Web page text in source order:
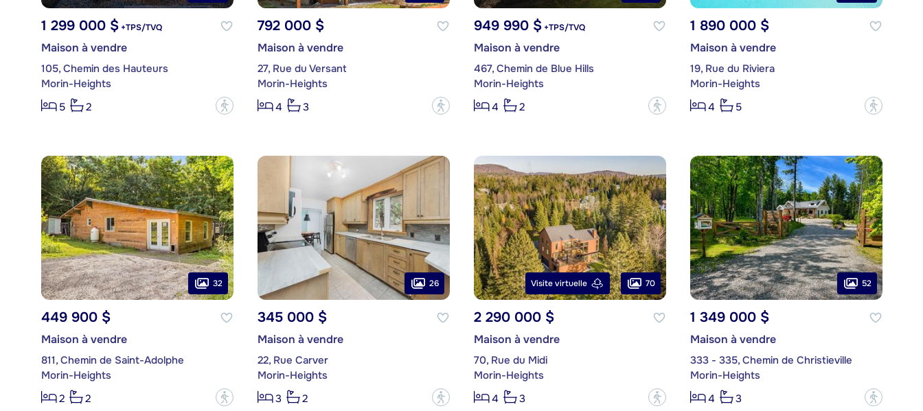
1 299 000 $+TPS/TVQ
Maison à vendre
105, Chemin des Hauteurs
Morin-Heights
5
2 ?
792 000 $
Maison à vendre
27, Rue du Versant
Morin-Heights
4
3 ?
949 990 $+TPS/TVQ
Maison à vendre
467, Chemin de Blue Hills
Morin-Heights
4
2 ?
1 890 000 $
Maison à vendre
19, Rue du Riviera
Morin-Heights
4
5 ?
32
449 900 $
Maison à vendre
811, Chemin de Saint-Adolphe
Morin-Heights
2
2 ?
26
345 000 $
Maison à vendre
22, Rue Carver
Morin-Heights
3
2 ?
Visite virtuelle 70
2 290 000 $
Maison à vendre
70, Rue du Midi
Morin-Heights
4
3 ?
52
1 349 000 $
Maison à vendre
333 - 335, Chemin de Christieville
Morin-Heights
4
3 ?